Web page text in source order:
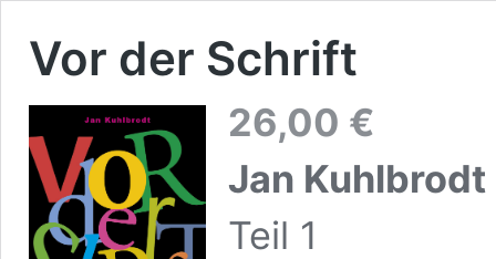
Vor der Schrift
26,00 €
Jan Kuhlbrodt
Teil 1